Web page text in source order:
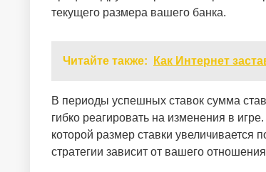
текущего размера вашего банка.
Читайте также: Как Интернет
В периоды успешных ставок сумма
гибко реагировать на изменения в
которой размер ставки
стратегии зависит от вашего